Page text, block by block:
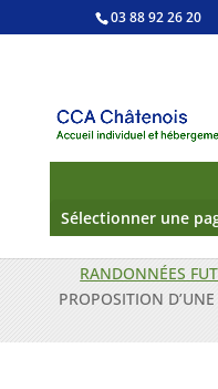
03 88 92 26 20
Sélectionner une
RANDONNÉES
PROPOSITION